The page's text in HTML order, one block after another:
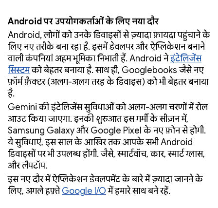
Android पर उपयोगकर्ताओं के लिए नया दौर
Android, लोगों को उनके डिवाइसों से ज़्यादा फ़ायदा पहुंचाने के
लिए नए तरीके बना रहा है. इसमें डेवलपर और ऐप्लिकेशन बनाने
वाली कंपनियां अहम भूमिका निभाती हैं. Android नेइंटेलिजेंस
सिस्टमको बेहतर बनाया है. साथ ही, Googlebooks जैसे नए
फ़ॉर्म फ़ैक्टर (अलग-अलग तरह के डिवाइस) को भी बेहतर बनाया
है.
Gemini की इंटेलिजेंस सुविधाओं को अलग-अलग चरणों में रोल
आउट किया जाएगा. इनकी शुरुआत इस गर्मी के सीज़न में,
Samsung Galaxy और Google Pixel के नए फ़ोन से होगी.
ये सुविधाएं, इस साल के आखिर तक आपके सभी Android
डिवाइसों पर भी उपलब्ध होंगी. जैसे, स्मार्टवॉच, कार, स्मार्ट ग्लास,
और लैपटॉप.
इस नए दौर में ऐप्लिकेशन डेवलपमेंट के बारे में ज़्यादा जानने के
लिए, अगले हफ़्तेGoogle I/Oमें हमारे साथ बने रहें.